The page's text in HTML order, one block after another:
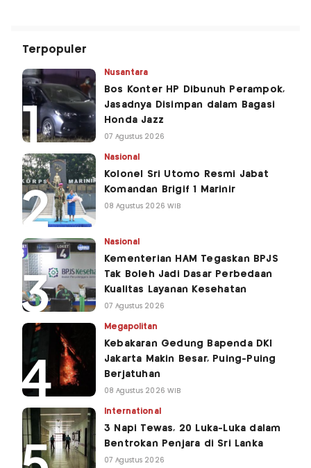
Terpopuler
Nusantara
Bos Konter HP Dibunuh Perampok,
Jasadnya Disimpan dalam Bagasi
Honda Jazz
07 Agustus 2026
Nasional
Kolonel Sri Utomo Resmi Jabat
Komandan Brigif 1 Marinir
08 Agustus 2026 WIB
Nasional
Kementerian HAM Tegaskan BPJS
Tak Boleh Jadi Dasar Perbedaan
Kualitas Layanan Kesehatan
07 Agustus 2026
Megapolitan
Kebakaran Gedung Bapenda DKI
Jakarta Makin Besar, Puing-Puing
Berjatuhan
08 Agustus 2026 WIB
International
3 Napi Tewas, 20 Luka-Luka dalam
Bentrokan Penjara di Sri Lanka
07 Agustus 2026